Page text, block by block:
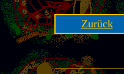
Zurück